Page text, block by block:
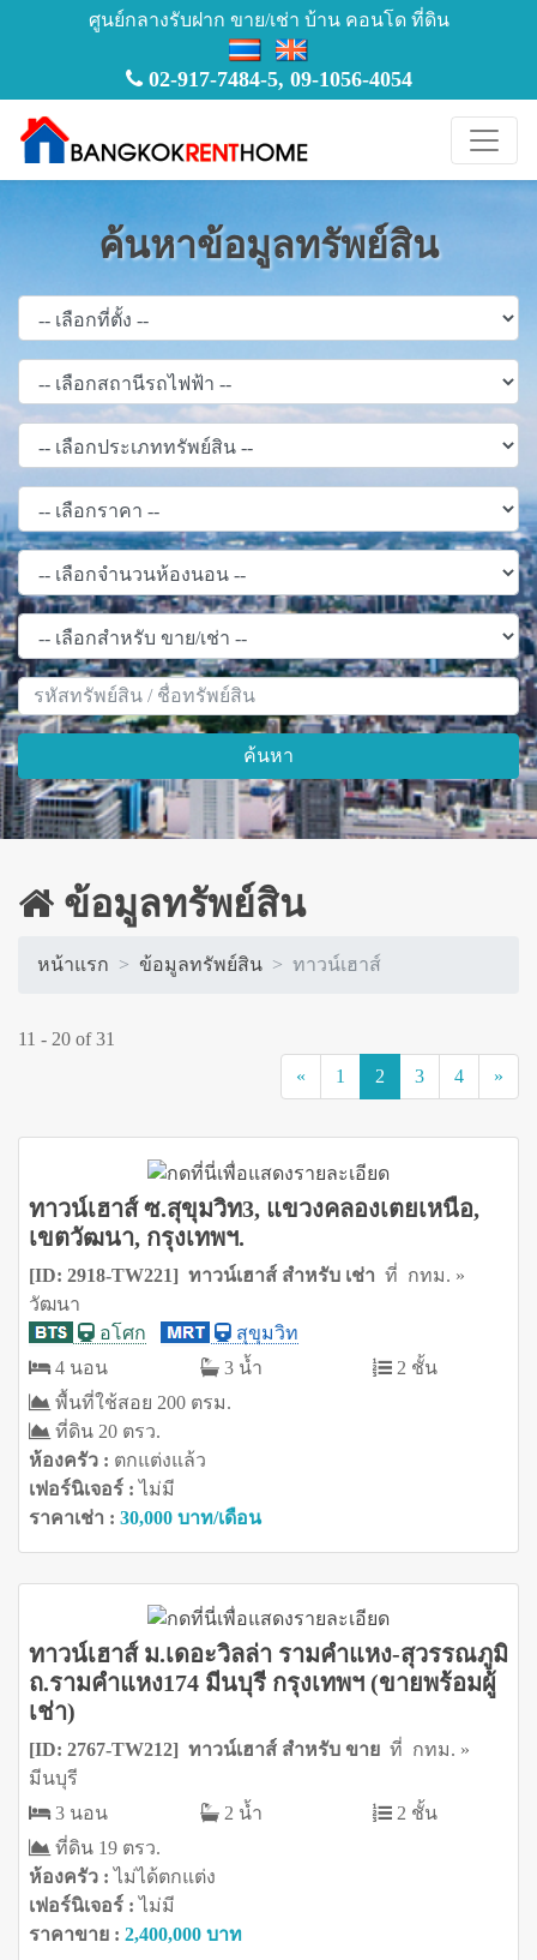
ศูนย์กลางรับฝาก ขาย/เช่า บ้าน คอนโด ที่ดิน
02-917-7484-5, 09-1056-4054
ค้นหาข้อมูลทรัพย์สิน
ค้นหา
ข้อมูลทรัพย์สิน
หน้าแรก ข้อมูลทรัพย์สิน ทาวน์เฮาส์
11 - 20 of 31
«
1 2 (current)
3 4 »
ทาวน์เฮาส์ ซ.สุขุมวิท3, แขวงคลองเตยเหนือ,
เขตวัฒนา, กรุงเทพฯ.
[ID: 2918-TW221] ทาวน์เฮาส์ สำหรับ เช่า ที่ กทม. »
วัฒนา
อโศก
สุขุมวิท
4 นอน
3 น้ำ
2 ชั้น
พื้นที่ใช้สอย 200 ตรม.
ที่ดิน 20 ตรว.
ห้องครัว : ตกแต่งแล้ว
เฟอร์นิเจอร์ :ไม่มี
ราคาเช่า : 30,000 บาท/เดือน
ทาวน์เฮาส์ ม.เดอะวิลล่า รามคำแหง-สุวรรณภูมิ
ถ.รามคำแหง174 มีนบุรี กรุงเทพฯ (ขายพร้อมผู้
เช่า)
[ID: 2767-TW212] ทาวน์เฮาส์ สำหรับ ขาย ที่ กทม. »
มีนบุรี
3 นอน
2 น้ำ
2 ชั้น
ที่ดิน 19 ตรว.
ห้องครัว :ไม่ได้ตกแต่ง
เฟอร์นิเจอร์ :ไม่มี
ราคาขาย : 2,400,000 บาท